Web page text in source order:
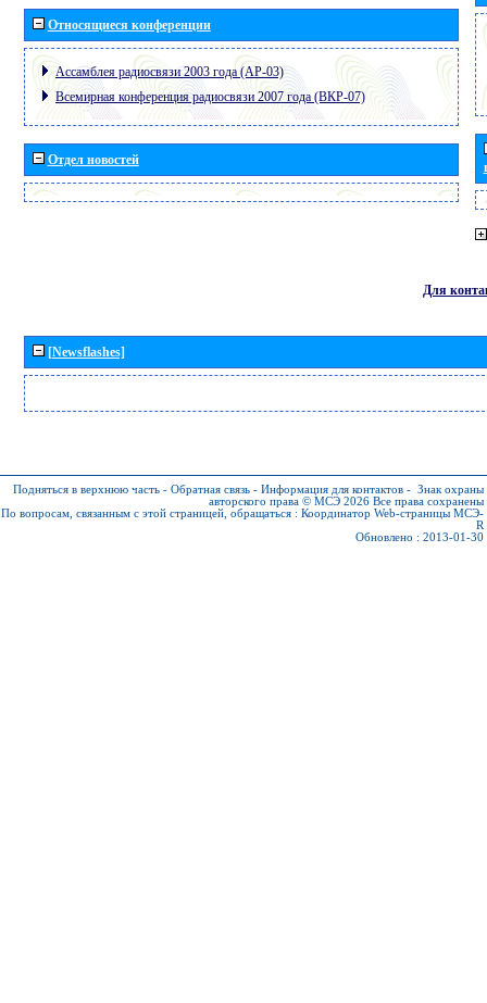
Относящиеся конференции
Ассамблея радиосвязи 2003 года (АР-03)
Всемирная конференция радиосвязи 2007 года (ВКР-07)
Отдел новостей
Для
[Newsflashes]
Подняться в верхнюю часть - Обратная связь - Информация для контактов - Знак охраны
авторского права © МСЭ 2026 Все права сохранены
По вопросам, связанным с этой страницей, обращаться : Координатор Web-страницы МСЭ-
R
Обновлено : 2013-01-30